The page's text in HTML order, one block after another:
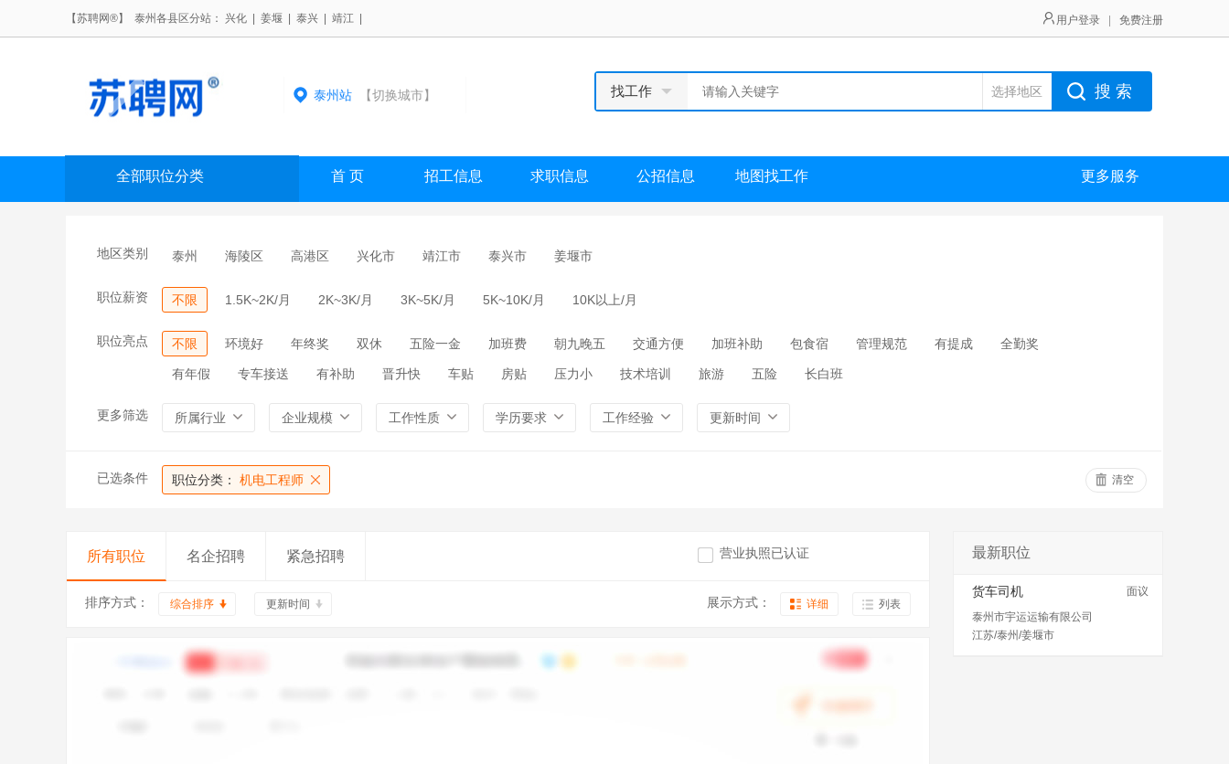
【苏聘网®】 泰州各县区分站： 兴化 姜堰 泰兴 靖江 用户登录 免费注册
泰州站【切换城市】 找工作 选择地区 搜 索
全部职位分类 首 页 招工信息 求职信息 公招信息 地图找工作 更多服务
地区类别 泰州 海陵区 高港区 兴化市 靖江市 泰兴市 姜堰市
职位薪资 不限 1.5K~2K/月 2K~3K/月 3K~5K/月 5K~10K/月 10K以上/月
职位亮点 不限 环境好 年终奖 双休 五险一金 加班费 朝九晚五 交通方便 加班补助 包食宿 管理规范 有提成 全勤奖
有年假 专车接送 有补助 晋升快 车贴 房贴 压力小 技术培训 旅游 五险 长白班
更多筛选 所属行业 企业规模 工作性质 学历要求 工作经验 更新时间
已选条件 职位分类： 机电工程师 清空
所有职位 名企招聘 紧急招聘 营业执照已认证
排序方式： 综合排序 更新时间 展示方式： 详细 列表
最新职位
货车司机
面议
泰州市宇运运输有限公司
江苏/泰州/姜堰市